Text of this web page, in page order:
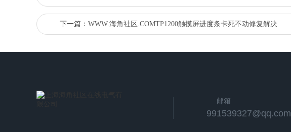
下一篇： WWW.海角社区.COMTP1200触摸屏进度条卡死不动修复解决
邮箱
991539327@qq.com